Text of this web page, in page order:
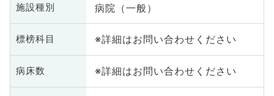
施設種別 病院（一般）
標榜科目 ※詳細はお問い合わせください
病床数 ※詳細はお問い合わせください